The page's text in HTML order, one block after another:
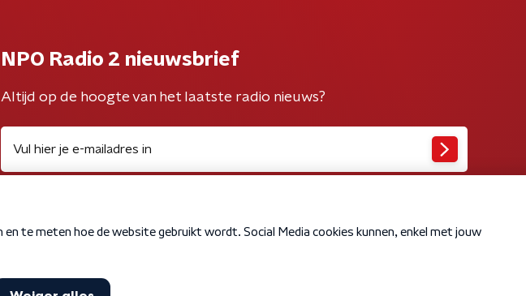
NPO Radio 2 nieuwsbrief
Altijd op de hoogte van het laatste radio nieuws?